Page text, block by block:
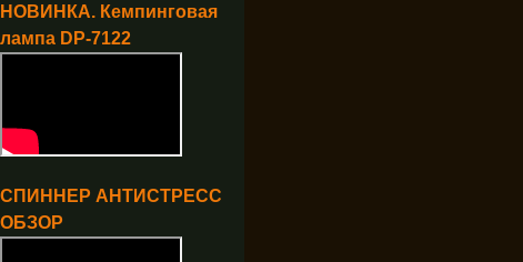
НОВИНКА. Кемпинговая
лампа DP-7122
СПИННЕР АНТИСТРЕСС
ОБЗОР